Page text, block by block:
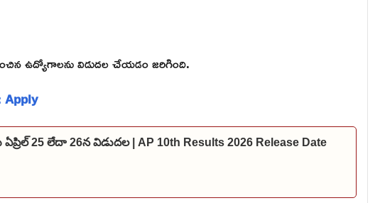
ఉద్యోగాలను విడుదల చేయడం జరిగింది.
Apply
25 లేదా 26న విడుదల | AP 10th Results 2026 Release Date